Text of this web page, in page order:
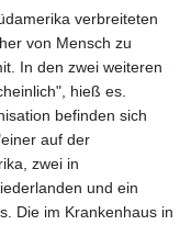
GBP 0.743525
GEL 2.614999
GGP 0.743241
GHS 11.733937
GIP 0.743241
GMD 73.99976
8782.057677
GTQ 7.628986
verbreiteten
von Mensch zu
In den zwei weiteren
hieß es.
befinden sich
auf der
zwei in
und ein
Die im Krankenhaus in